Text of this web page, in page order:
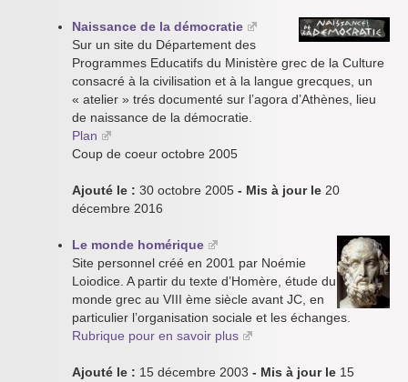
Naissance de la démocratie
Sur un site du Département des
Programmes Educatifs du Ministère grec de la Culture
consacré à la civilisation et à la langue grecques, un
« atelier » trés documenté sur l’agora d’Athènes, lieu
de naissance de la démocratie.
Plan
Coup de coeur octobre 2005
Ajouté le : 30 octobre 2005 - Mis à jour le 20
décembre 2016
Le monde homérique
Site personnel créé en 2001 par Noémie
Loiodice. A partir du texte d’Homère, étude du
monde grec au VIII ème siècle avant JC, en
particulier l’organisation sociale et les échanges.
Rubrique pour en savoir plus
Ajouté le : 15 décembre 2003 - Mis à jour le 15